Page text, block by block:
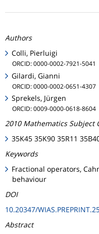
Authors
Colli, Pierluigi
ORCID: 0000-0002-7921-5041
Gilardi, Gianni
ORCID: 0000-0002-0651-4307
Sprekels, Jürgen
ORCID: 0009-0000-0618-8604
2010 Mathematics Subject
35K45 35K90 35R11
Keywords
Fractional operators,
behaviour
DOI
10.20347/
Abstract